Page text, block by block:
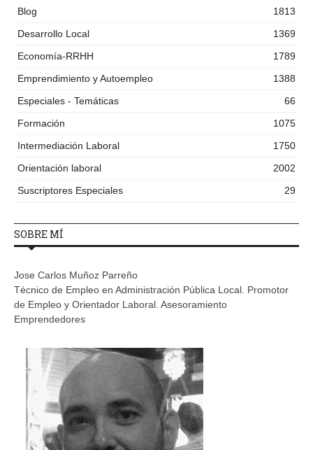
Blog
1813
Desarrollo Local
1369
Economía-RRHH
1789
Emprendimiento y Autoempleo
1388
Especiales - Temáticas
66
Formación
1075
Intermediación Laboral
1750
Orientación laboral
2002
Suscriptores Especiales
29
SOBRE MÍ
Jose Carlos Muñoz Parreño
Técnico de Empleo en Administración Pública Local. Promotor
de Empleo y Orientador Laboral. Asesoramiento
Emprendedores